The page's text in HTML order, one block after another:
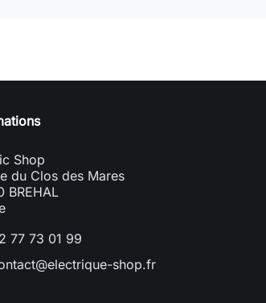
Shop
du Clos des Mares
BREHAL
77 73 01 99
shop.fr